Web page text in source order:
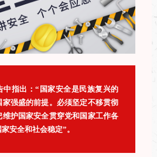
中指出：“国家安全是民族复兴的
强盛的前提。必须坚定不移贯彻
护国家安全贯穿党和国家工作各
安全和社会稳定”。